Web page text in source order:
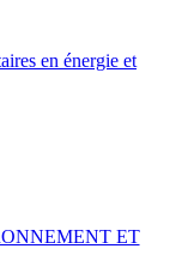
en énergie et
ET